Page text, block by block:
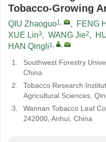
Tobacco-Growing
QIU Zhaoguo1, , FENG
XUE Lin3, WANG Jie2,
HAN Qingli1, ,
1.
Southwest Forestry
China
2.
Tobacco Research
Agricultural Sciences,
3.
Wannan Tobacco Leaf
242000, Anhui, China